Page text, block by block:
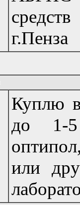
г.Пенза
Куплю
до 1-5
или